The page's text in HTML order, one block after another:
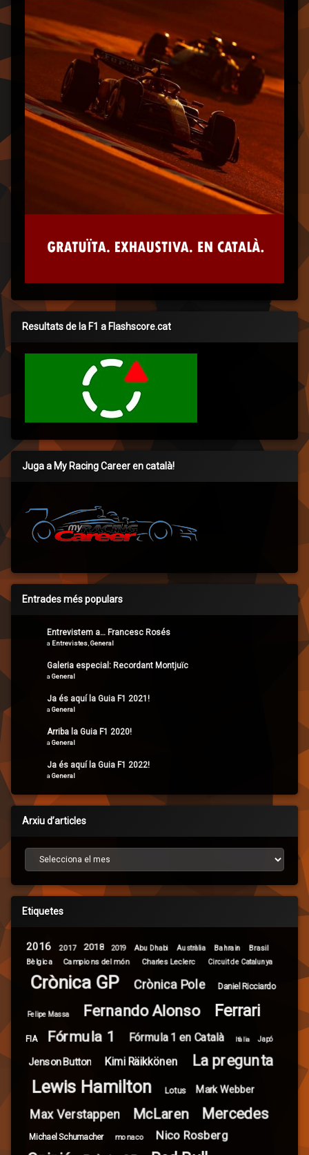
Resultats de la F1 a Flashscore.cat
Juga a My Racing Career en català!
Entrades més populars
Entrevistem a… Francesc Rosés
a Entrevistes General
Galeria especial: Recordant Montjuïc
a General
Ja és aquí la Guia F1 2021!
a General
Arriba la Guia F1 2020!
a General
Ja és aquí la Guia F1 2022!
a General
Arxiu d’articles
Arxiu d’articles
Etiquetes
2016 2017 2018 2019 Abu Dhabi Austràlia Bahrain
Brasil
Bèlgica
Campions del món Charles Leclerc Circuit de Catalunya
Crònica GP Crònica Pole Daniel Ricciardo
Felipe Massa Fernando Alonso Ferrari
FIA Fórmula 1 Fórmula 1 en Català Itàlia Japó
Jenson Button Kimi Räikkönen La pregunta
Lewis Hamilton Lotus Mark Webber
Max Verstappen McLaren Mercedes
Michael Schumacher monaco Nico Rosberg